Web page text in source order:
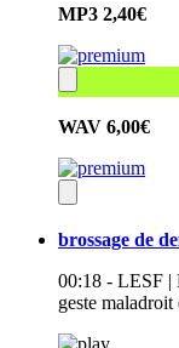
MP3 2,40€
WAV 6,00€
brossage de
00:18 - LESF |
geste